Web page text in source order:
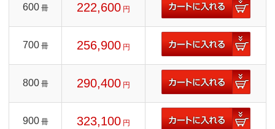
600 冊 222,600 円
700 冊 256,900 円
800 冊 290,400 円
900 冊 323,100 円